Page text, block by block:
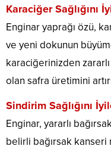
Karaciğer Sağlığını
Enginar yaprağı özü,
ve yeni dokunun
karaciğerinizden zararlı
olan safra üretimini
Sindirim Sağlığını
Enginar, yararlı
belirli bağırsak kanseri